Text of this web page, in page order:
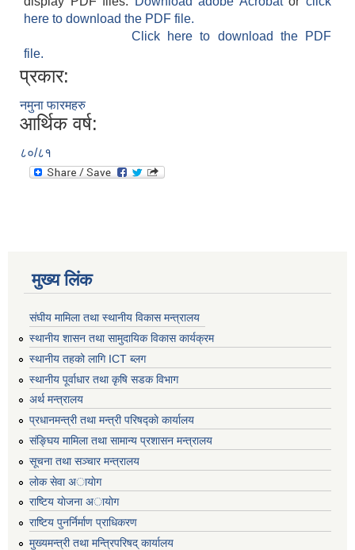
here to download the PDF file.
Click here to download the PDF
file.
प्रकार:
नमुना फारमहरु
आर्थिक वर्ष:
८०/८१
मुख्य लिंक
संघीय मामिला तथा स्थानीय विकास मन्त्रालय
स्थानीय शासन तथा सामुदायिक विकास कार्यक्रम
स्थानीय तहको लागि ICT ब्लग
स्थानीय पूर्वाधार तथा कृषि सडक विभाग
अर्थ मन्त्रालय
प्रधानमन्त्री तथा मन्त्री परिषद्काे कार्यालय
संङ्घिय मामिला तथा सामान्य प्रशासन मन्त्रालय
सूचना तथा सञ्चार मन्त्रालय
लाेक सेवा अायाेग
राष्टिय याेजना अायाेग
राष्टिय पुनर्निर्माण प्राधिकरण
मुख्यमन्त्री तथा मन्त्रिपरिषद् कार्यालय